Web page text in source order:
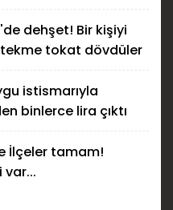
dehşet! Bir kişiyi
tokat dövdüler
istismarıyla
binlerce lira çıktı
İlçeler tamam!
var...